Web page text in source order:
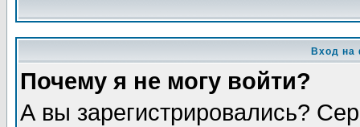
Вход на
Почему я не могу войти?
А вы зарегистрировались?